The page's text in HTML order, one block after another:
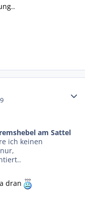
am Sattel
ich keinen
dran